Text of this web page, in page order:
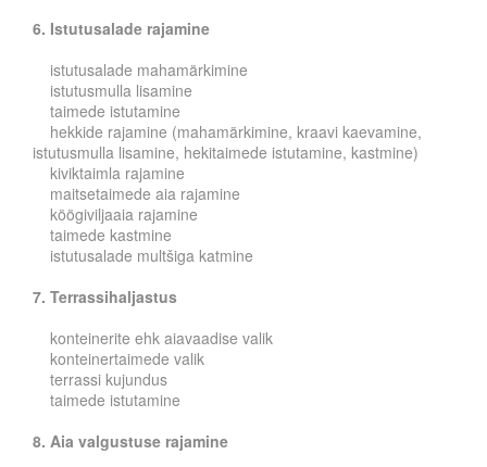
6. Istutusalade rajamine
istutusalade mahamärkimine
istutusmulla lisamine
taimede istutamine
hekkide rajamine (mahamärkimine, kraavi kaevamine,
istutusmulla lisamine, hekitaimede istutamine, kastmine)
kiviktaimla rajamine
maitsetaimede aia rajamine
köögiviljaaia rajamine
taimede kastmine
istutusalade multšiga katmine
7. Terrassihaljastus
konteinerite ehk aiavaadise valik
konteinertaimede valik
terrassi kujundus
taimede istutamine
8. Aia valgustuse rajamine